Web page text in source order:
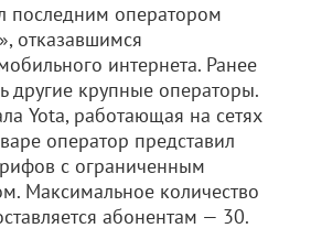
последним оператором
отказавшимся
интернета. Ранее
другие крупные операторы.
Yota, работающая на сетях
оператор представил
с ограниченным
Максимальное количество
абонентам — 30.